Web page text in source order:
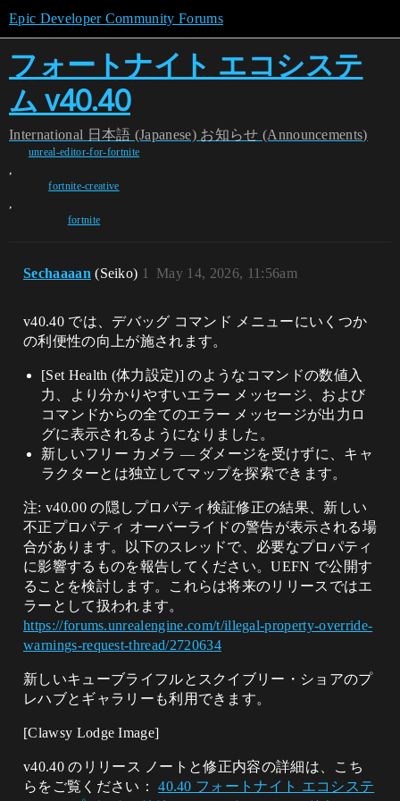
Epic Developer Community Forums
フォートナイト エコシステ
ム v40.40
International 日本語 (Japanese) お知らせ (Announcements)
unreal-editor-for-fortnite
,
fortnite-creative
,
fortnite
Sechaaaan (Seiko) May 14, 2026, 11:56am
1
v40.40 では、デバッグ コマンド メニューにいくつか
の利便性の向上が施されます。
[Set Health (体力設定)] のようなコマンドの数値入
力、より分かりやすいエラー メッセージ、および
コマンドからの全てのエラー メッセージが出力ロ
グに表示されるようになりました。
新しいフリー カメラ — ダメージを受けずに、キャ
ラクターとは独立してマップを探索できます。
注: v40.00 の隠しプロパティ検証修正の結果、新しい
不正プロパティ オーバーライドの警告が表示される場
合があります。以下のスレッドで、必要なプロパティ
に影響するものを報告してください。UEFN で公開す
ることを検討します。これらは将来のリリースではエ
ラーとして扱われます。
https://forums.unrealengine.com/t/illegal-property-override-
warnings-request-thread/2720634
新しいキューブライフルとスクイブリー・ショアのプ
レハブとギャラリーも利用できます。
[Clawsy Lodge Image]
v40.40 のリリース ノートと修正内容の詳細は、こち
らをご覧ください：40.40 フォートナイト エコシステ